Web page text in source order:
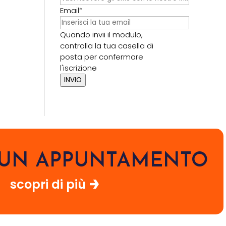
Email*
Quando invii il modulo,
controlla la tua casella di
posta per confermare
l'iscrizione
INVIO
APPUNTAMENTO
scopri di più